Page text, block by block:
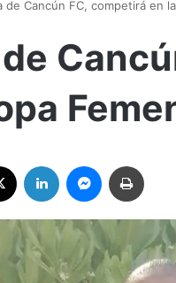
de Cancún FC, competirá en
LinkedIn Messenger